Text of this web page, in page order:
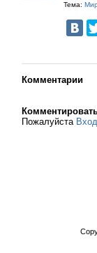
Тема:
Комментарии
Пожалуйста Вход